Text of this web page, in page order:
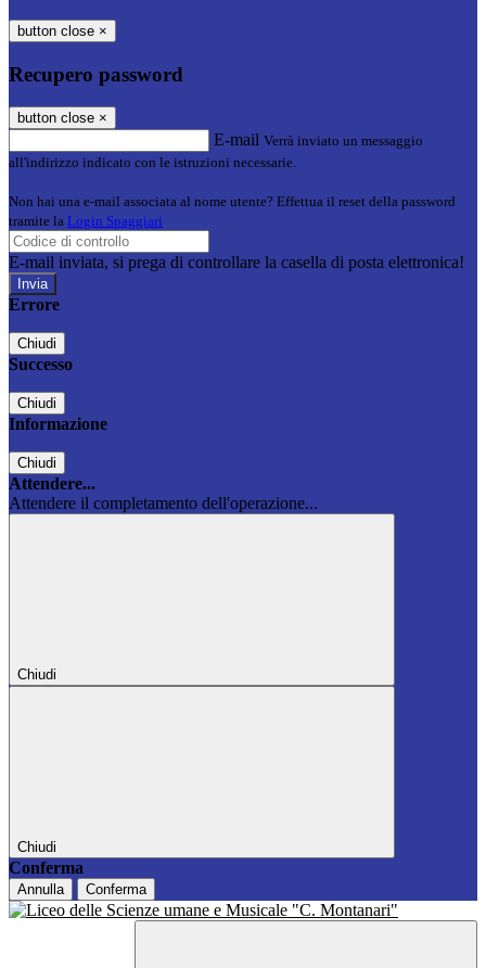
button close ×
Recupero password
button close ×
E-mail Verrà inviato un messaggio
all'indirizzo indicato con le istruzioni necessarie.
Non hai una e-mail associata al nome utente? Effettua il reset della password
tramite la Login Spaggiari
E-mail inviata, si prega di controllare la casella di posta elettronica!
Errore
Chiudi
Successo
Chiudi
Informazione
Chiudi
Attendere...
Attendere il completamento dell'operazione...
Chiudi
Chiudi
Conferma
Annulla Conferma